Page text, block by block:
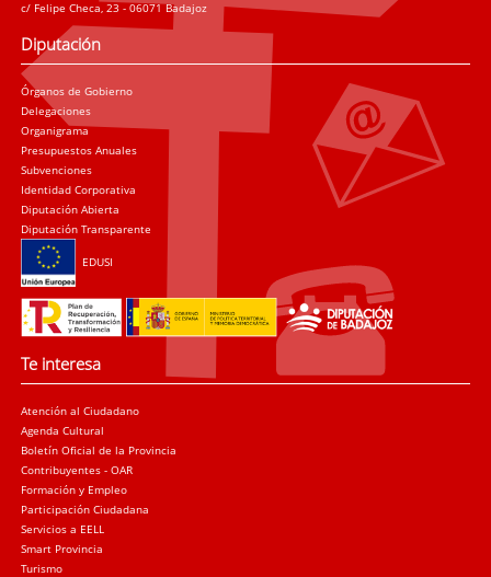
c/ Felipe Checa, 23 - 06071 Badajoz
Diputación
Órganos de Gobierno
Delegaciones
Organigrama
Presupuestos Anuales
Subvenciones
Identidad Corporativa
Diputación Abierta
Diputación Transparente
EDUSI
Te interesa
Atención al Ciudadano
Agenda Cultural
Boletín Oficial de la Provincia
Contribuyentes - OAR
Formación y Empleo
Participación Ciudadana
Servicios a EELL
Smart Provincia
Turismo